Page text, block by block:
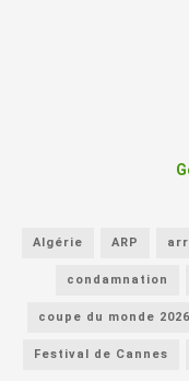
Algérie ARP
condamnation
coupe du monde 2026
Festival de Cannes